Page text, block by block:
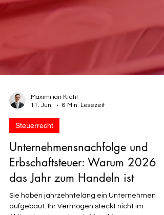
11. Juni
Unternehmensnachfolge und
Erbschaftsteuer: Warum 2026
das Jahr zum Handeln ist
Sie haben jahrzehntelang ein Unternehmen